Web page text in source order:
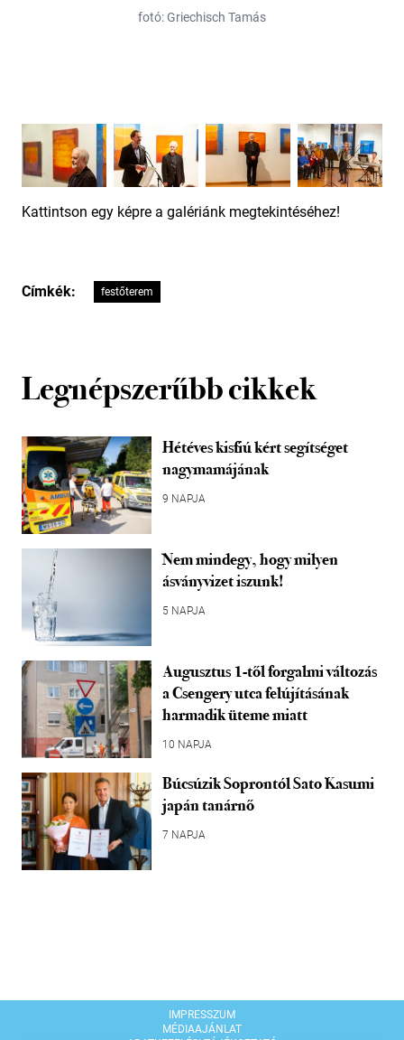
fotó: Griechisch Tamás
Kattintson egy képre a galériánk megtekintéséhez!
Címkék: festőterem
Legnépszerűbb cikkek
Hétéves kisfiú kért segítséget
nagymamájának
9 NAPJA
Nem mindegy, hogy milyen
ásványvizet iszunk!
5 NAPJA
Augusztus 1-től forgalmi változás
a Csengery utca felújításának
harmadik üteme miatt
10 NAPJA
Búcsúzik Soprontól Sato Kasumi
japán tanárnő
7 NAPJA
IMPRESSZUM
MÉDIAAJÁNLAT